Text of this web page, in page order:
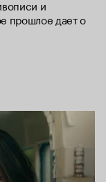
и
прошлое дает о